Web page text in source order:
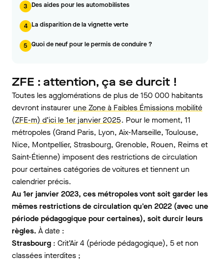
3 Des aides pour les automobilistes
4 La disparition de la vignette verte
5 Quoi de neuf pour le permis de conduire ?
ZFE : attention, ça se durcit !
Toutes les agglomérations de plus de 150 000 habitants
devront instaurer une Zone à Faibles Émissions mobilité
(ZFE-m) d’ici le 1er janvier 2025. Pour le moment, 11
métropoles (Grand Paris, Lyon, Aix-Marseille, Toulouse,
Nice, Montpellier, Strasbourg, Grenoble, Rouen, Reims et
Saint-Étienne) imposent des restrictions de circulation
pour certaines catégories de voitures et tiennent un
calendrier précis.
Au 1er janvier 2023, ces métropoles vont soit garder les
mêmes restrictions de circulation qu'en 2022 (avec une
période pédagogique pour certaines), soit durcir leurs
règles. À date :
Strasbourg : Crit’Air 4 (période pédagogique), 5 et non
classées interdites ;